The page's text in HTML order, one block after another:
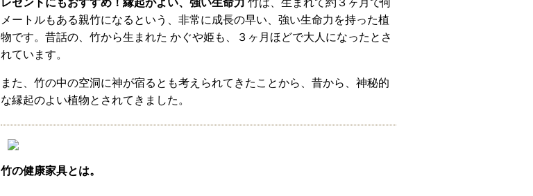
メートルもある親竹になるという、非常に成長の早い、強い生命力を持った植
物です。昔話の、竹から生まれた かぐや姫も、３ヶ月ほどで大人になったとさ
れています。
また、竹の中の空洞に神が宿るとも考えられてきたことから、昔から、神秘的
な縁起のよい植物とされてきました。
竹の健康家具とは。